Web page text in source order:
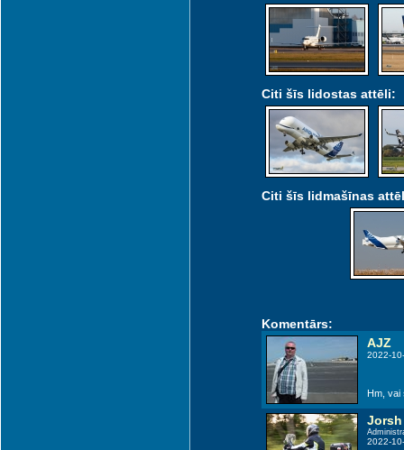
Citi šīs lidostas attēli:
Citi šīs lidmašīnas
Komentārs:
AJZ
2022-
Hm, vai
Jorsh
2022-